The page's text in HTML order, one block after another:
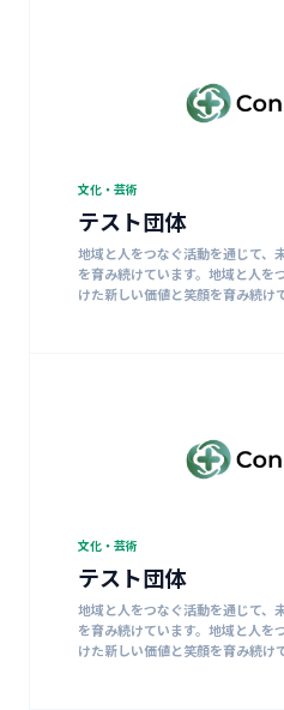
文化・芸術
テスト団体
地域と人をつなぐ活動を通じて、
を育み続けています。地域と人を
けた新しい価値と笑顔を育み続け
文化・芸術
テスト団体
地域と人をつなぐ活動を通じて、
を育み続けています。地域と人を
けた新しい価値と笑顔を育み続け